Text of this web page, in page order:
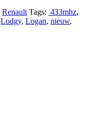
Renault Tags: 433mhz,
Lodgy, Logan, nieuw,